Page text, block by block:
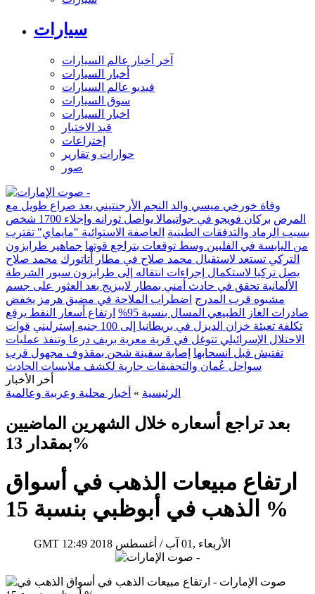
سيارات
آخر أخبار عالم السيارات
أخبار السيارات
فيديو عالم السيارات
سوق السيارات
اخبار السيارات
قيد الاختبار
إختراعات
حوارات و تقارير
صور
وفاة خورخي ميسي والد النجم الأرجنتيني بعد صراع طويل مع
المرض
بركان فويجو في جواتيمالا يواصل ثورانه وإجلاء 1700 شخص
بسبب الرماد والتدفقات الطينية العاصفة الاستوائية "مايماي" تقترب
من اليابسة في الفلبين وسط توقعات بتراجع قوتها جماهير طرابزون
التركي تستعد لاستقبال محمد صلاح في مطار أتاتورك محمد صلاح
يصل تركيا لاستكمال إجراءات انتقاله إلى طرابزون سبور
الشرطة
الألمانية تحقق في حادث أمني بمطار لايبزيج بعد العثور على جسم
مشبوه قرب المدرج اضطراب الملاحة في مضيق هرمز يخفض
صادرات الغاز الطبيعي المسال بنسبة 95%
ارتفاع أسعار النفط يرفع
تكلفة تعبئة خزان الديزل في بريطانيا إلى 100 جنيه إسترليني
قوات
الاحتلال الإسرائيلي تتوغل في قرية معرية بريف درعا وتنفذ عمليات
تفتيش قبل انسحابها إصابة سفينة شحن بمقذوف مجهول قرب
سواحل عُمان والتحقيقات جارية لكشف ملابسات الحادث
أخر الأخبار
الرئيسية » أخبار محلية وعربية وعالمية
بعد تراجع أسعاره خلال الشهرين الماضيين
بمقدار 13%
ارتفاع مبيعات الذهب في أسواق
الذهب في أبوظبي بنسبة 15 %
GMT 12:49 2018 الأربعاء ,01 آب / أغسطس